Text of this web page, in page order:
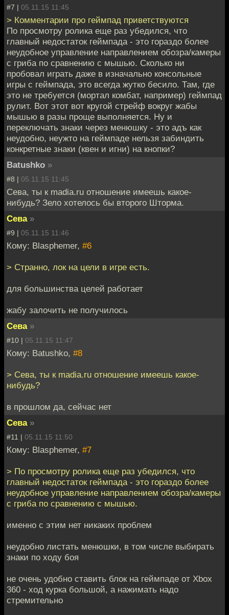
#7 | 05.11.15 11:45
> Комментарии про геймпад приветствуются
По просмотру ролика еще раз убедился, что
главный недостаток геймпада - это гораздо более
неудобное управление направлением обозра/камеры
с гриба по сравнению с мышью. Сколько ни
пробовал играть даже в изначально консольные
игры с геймпада, это всегда жутко бесило. Там, где
это не требуется (мортал комбат, например) геймпад
рулит. Вот этот вот кругой стрейф вокруг жабы
мышью в разы проще выполняется. Ну и
переключать знаки через менюшку - это адъ как
неудобно, неужто на геймпаде нельзя забиндить
конкретные знаки (квен и игни) на кнопки?
Batushko »
#8 | 05.11.15 11:45
Сева, ты к madia.ru отношение имеешь какое-
нибудь? Зело хотелось бы второго Шторма.
Сева »
#9 | 05.11.15 11:46
Кому: Blasphemer, #6
> Странно, лок на цели в игре есть.
для большинства целей работает
жабу залочить не получилось
Сева »
#10 | 05.11.15 11:47
Кому: Batushko, #8
> Сева, ты к madia.ru отношение имеешь какое-
нибудь?
в прошлом да, сейчас нет
Сева »
#11 | 05.11.15 11:50
Кому: Blasphemer, #7
> По просмотру ролика еще раз убедился, что
главный недостаток геймпада - это гораздо более
неудобное управление направлением обозра/камеры
с гриба по сравнению с мышью.
именно с этим нет никаких проблем
неудобно листать менюшки, в том числе выбирать
знаки по ходу боя
не очень удобно ставить блок на геймпаде от Xbox
360 - ход курка большой, а нажимать надо
стремительно